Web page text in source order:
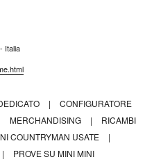
Italia
|
CONFIGURATORE
MERCHANDISING |
RICAMBI
COUNTRYMAN USATE
|
|
PROVE SU MINI MINI